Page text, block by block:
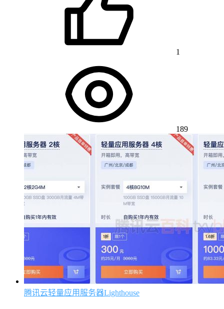
1
189
腾讯云轻量应用服务器Lighthouse